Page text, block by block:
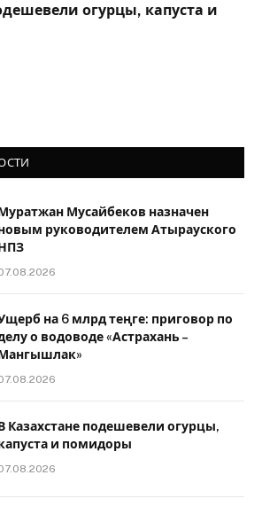
огурцы, капуста и
Мусайбеков назначен
руководителем Атырауского
на 6 млрд теңге: приговор по
о водоводе «Астрахань –
Казахстане подешевели огурцы,
и помидоры